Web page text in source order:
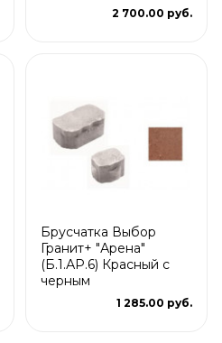
2 700.00 руб.
Брусчатка Выбор
Гранит+ "Арена"
(Б.1.АР.6) Красный с
черным
1 285.00 руб.